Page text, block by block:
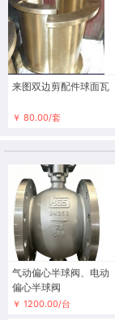
来图双边剪配件球面瓦
￥ 80.00/套
气动偏心半球阀、电动
偏心半球阀
￥ 1200.00/台